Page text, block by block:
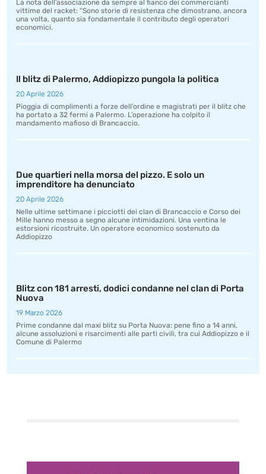
La nota dell’associazione da sempre al fianco dei commercianti
vittime del racket: “Sono storie di resistenza che dimostrano, ancora
una volta, quanto sia fondamentale il contributo degli operatori
economici.
Il blitz di Palermo, Addiopizzo pungola la politica
20 Aprile 2026
Pioggia di complimenti a forze dell’ordine e magistrati per il blitz che
ha portato a 32 fermi a Palermo. L’operazione ha colpito il
mandamento mafioso di Brancaccio.
Due quartieri nella morsa del pizzo. E solo un
imprenditore ha denunciato
20 Aprile 2026
Nelle ultime settimane i picciotti dei clan di Brancaccio e Corso dei
Mille hanno messo a segno alcune intimidazioni. Una ventina le
estorsioni ricostruite. Un operatore economico sostenuto da
Addiopizzo
Blitz con 181 arresti, dodici condanne nel clan di Porta
Nuova
19 Marzo 2026
Prime condanne dal maxi blitz su Porta Nuova: pene fino a 14 anni,
alcune assoluzioni e risarcimenti alle parti civili, tra cui Addiopizzo e il
Comune di Palermo